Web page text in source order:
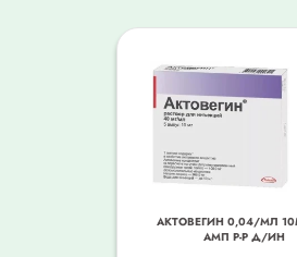
АКТОВЕГИН 0,04/МЛ
АМП Р-Р Д/ИН